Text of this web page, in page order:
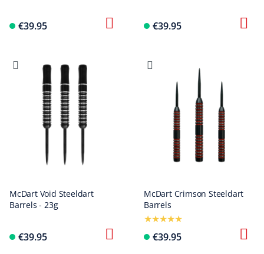
€39.95 €39.95
McDart Void Steeldart
Barrels - 23g
€39.95
McDart Crimson Steeldart
Barrels
€39.95